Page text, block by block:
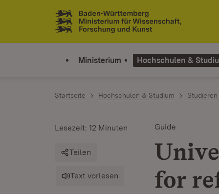
Zum Inhalt springen
Link zur Startseite
Ministerium Hochschulen &
Startseite Hochschulen & Studium Studieren
Guide
for
Lesezeit: 12 Minuten
Teilen
Text vorlesen